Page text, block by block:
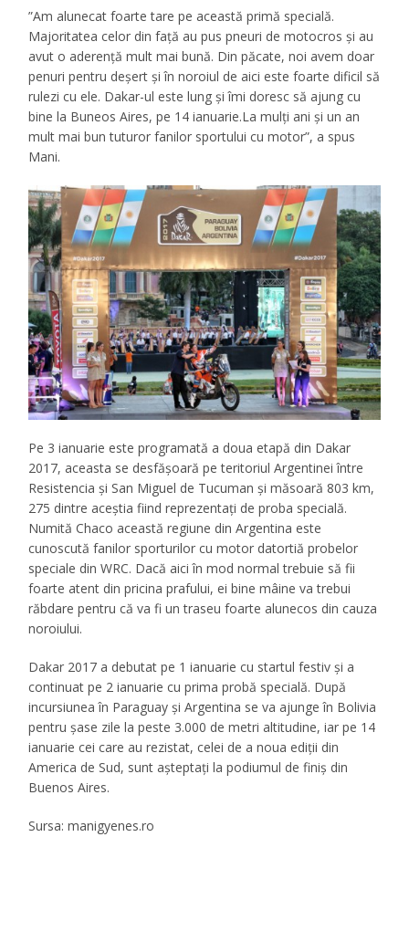
”Am alunecat foarte tare pe această primă specială.
Majoritatea celor din față au pus pneuri de motocros și au
avut o aderență mult mai bună. Din păcate, noi avem doar
penuri pentru deșert și în noroiul de aici este foarte dificil să
rulezi cu ele. Dakar-ul este lung și îmi doresc să ajung cu
bine la Buneos Aires, pe 14 ianuarie.La mulți ani și un an
mult mai bun tuturor fanilor sportului cu motor”, a spus
Mani.
Pe 3 ianuarie este programată a doua etapă din Dakar
2017, aceasta se desfășoară pe teritoriul Argentinei între
Resistencia și San Miguel de Tucuman și măsoară 803 km,
275 dintre aceștia fiind reprezentați de proba specială.
Numită Chaco această regiune din Argentina este
cunoscută fanilor sporturilor cu motor datortiă probelor
speciale din WRC. Dacă aici în mod normal trebuie să fii
foarte atent din pricina prafului, ei bine mâine va trebui
răbdare pentru că va fi un traseu foarte alunecos din cauza
noroiului.
Dakar 2017 a debutat pe 1 ianuarie cu startul festiv și a
continuat pe 2 ianuarie cu prima probă specială. După
incursiunea în Paraguay și Argentina se va ajunge în Bolivia
pentru șase zile la peste 3.000 de metri altitudine, iar pe 14
ianuarie cei care au rezistat, celei de a noua ediții din
America de Sud, sunt așteptați la podiumul de finiș din
Buenos Aires.
Sursa: manigyenes.ro